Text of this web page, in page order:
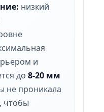
низкий
и
до 8-20 мм
не проникала
чтобы